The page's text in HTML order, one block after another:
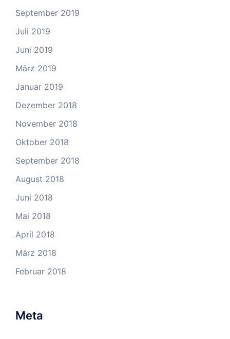
September 2019
Juli 2019
Juni 2019
März 2019
Januar 2019
Dezember 2018
November 2018
Oktober 2018
September 2018
August 2018
Juni 2018
Mai 2018
April 2018
März 2018
Februar 2018
Meta